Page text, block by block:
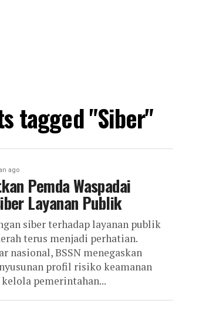
tagged "Siber"
ago
Pemda Waspadai
Layanan Publik
siber terhadap layanan publik
terus menjadi perhatian.
nasional, BSSN menegaskan
profil risiko keamanan
pemerintahan...